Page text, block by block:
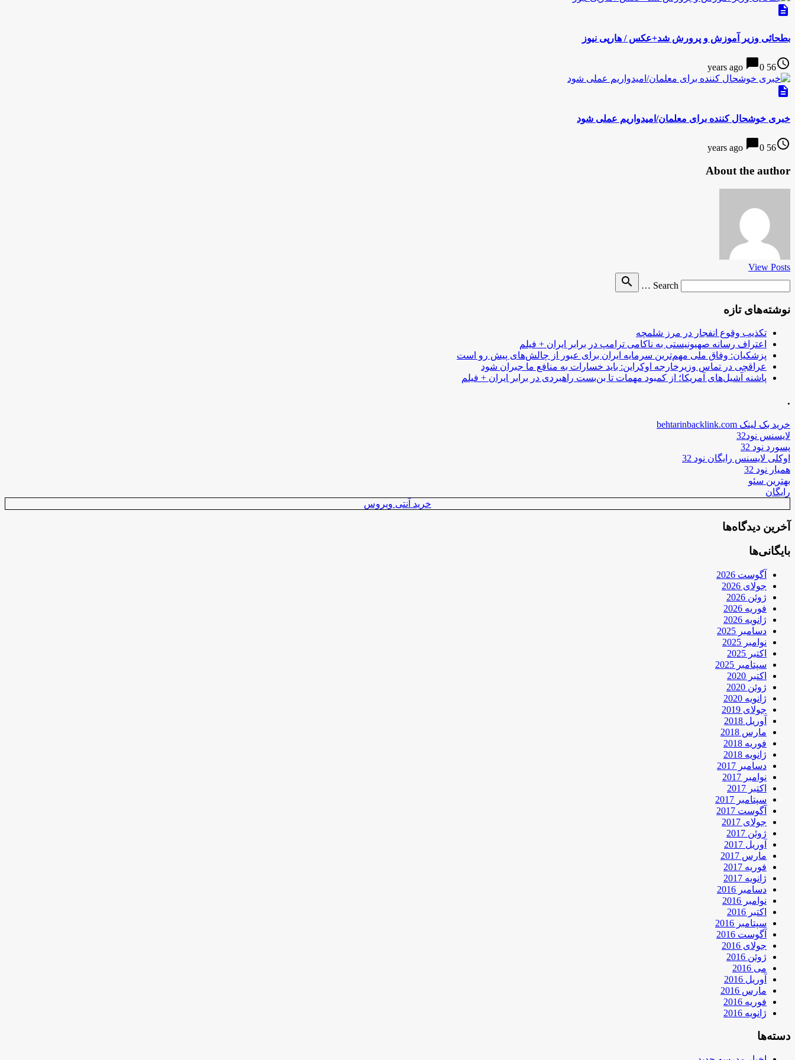
description
بطحائی وزیر آموزش و پرورش شد+عکس / هارپی نیوز
access_time
56 years ago
chat_bubble0
description
خبری خوشحال کننده برای معلمان/امیدواریم عملی شود
access_time
56 years ago
chat_bubble0
About the author
View Posts
Search …
search
نوشته‌های تازه
تکذیب وقوع انفجار در مرز شلمچه
اعتراف رسانه صهیونیستی به ناکامی ترامپ در برابر ایران + فیلم
پزشکیان: وفاق ملی مهم‌ترین سرمایه ایران برای عبور از چالش‌های پیش رو است
عراقچی در تماس وزیرخارجه اوکراین: باید خسارات به منافع ما جبران شود
پاشنه آشیل‌های آمریکا؛ از کمبود مهمات تا بن‌بست راهبردی در برابر ایران + فیلم
.
خرید بک لینک behtarinbacklink.com
لایسنس نود32
پسورد نود 32
اوکلی لایسنس رایگان نود 32
همیار نود 32
بهترین سئو
رایگان
خرید آنتی ویروس
آخرین دیدگاه‌ها
بایگانی‌ها
آگوست 2026
جولای 2026
ژوئن 2026
فوریه 2026
ژانویه 2026
دسامبر 2025
نوامبر 2025
اکتبر 2025
سپتامبر 2025
اکتبر 2020
ژوئن 2020
ژانویه 2020
جولای 2019
آوریل 2018
مارس 2018
فوریه 2018
ژانویه 2018
دسامبر 2017
نوامبر 2017
اکتبر 2017
سپتامبر 2017
آگوست 2017
جولای 2017
ژوئن 2017
آوریل 2017
مارس 2017
فوریه 2017
ژانویه 2017
دسامبر 2016
نوامبر 2016
اکتبر 2016
سپتامبر 2016
آگوست 2016
جولای 2016
ژوئن 2016
می 2016
آوریل 2016
مارس 2016
فوریه 2016
ژانویه 2016
دسته‌ها